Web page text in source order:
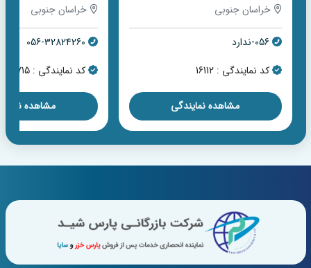
خراسان جنوبی
056-ندارد
کد نمایندگی : 16112
مشاهده نمایندگی
خراسان جنوبی
056-32824260
کد نمایندگی : 17715
مشاهده